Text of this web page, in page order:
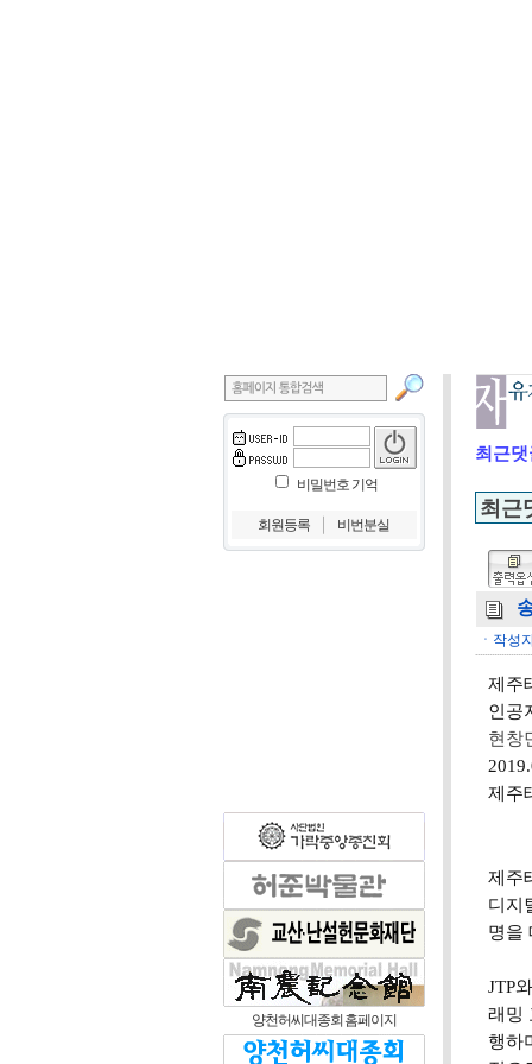
비밀번호 기억
회원등록 비번분실
양천허씨대종회 홈페이지
최근
최근
ㆍ작성
제주
인공
현창
제주
제주
디지
명을
JTP
래밍
행하